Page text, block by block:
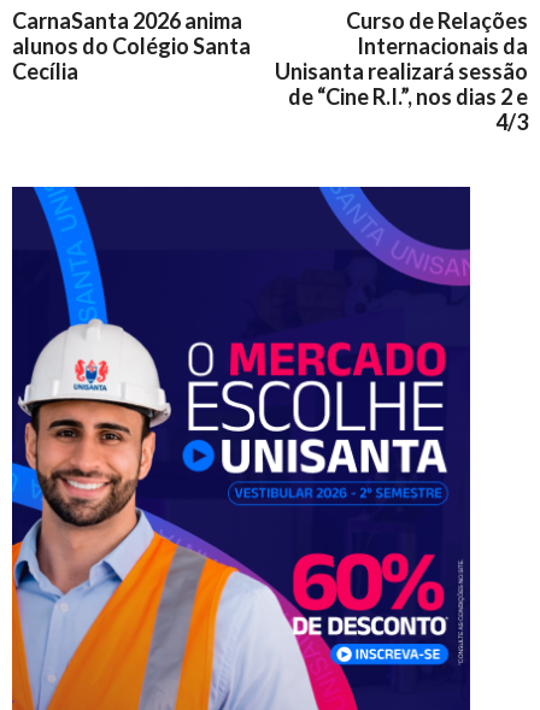
CarnaSanta 2026 anima
alunos do Colégio Santa
Cecília
Curso de Relações
Internacionais da
Unisanta realizará sessão
de “Cine R.I.”, nos dias 2 e
4/3